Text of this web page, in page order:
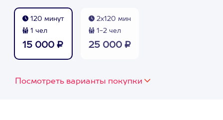
120 минут
1 чел
15 000 ₽
2х120 мин
1-2 чел
25 000 ₽
Посмотреть варианты покупки